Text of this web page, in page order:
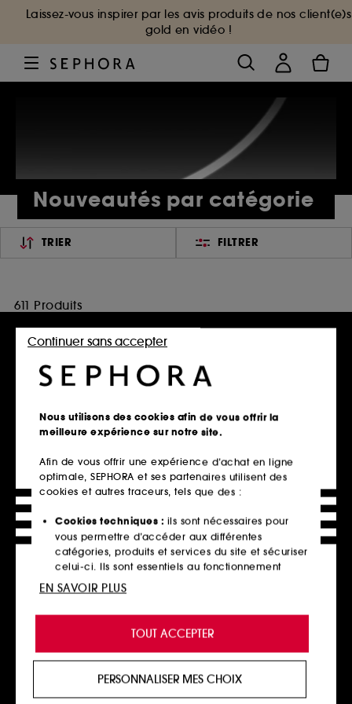
Laissez-vous inspirer par les avis produits de nos client(e)s
gold en vidéo !
Nouveautés par catégorie
TRIER FILTRER
611 Produits
Accueil Nouveautés & Tendances
Nouveautés par catégorie
Click & Collect en 2h offert
En savoir plus
Livraison standard offerte
à domicile dès 60€ en France
métropolitaine et Monaco
Explorer l'offre
Paiements sécurisés
et paiements en plusieurs fois
En savoir plus
Nous utilisons des cookies afin de vous offrir la
meilleure expérience sur notre site.
Afin de vous offrir une expérience d’achat en ligne
optimale, SEPHORA et ses partenaires utilisent des
cookies et autres traceurs, tels que des :
Cookies techniques : ils sont nécessaires pour
vous permettre d’accéder aux différentes
catégories, produits et services du site et sécuriser
celui-ci. Ils sont essentiels au fonctionnement
technique du site et ne peuvent être désactivés.
de vous offrir une expérience enrichie et
personnalisée en vous recommandant des
produits, des services et des contenus qui
proposer des offres promotionnelles adaptées à
votre profil.
TOUT ACCEPTER
Continuer sans accepter
PERSONNALISER MES CHOIX
EN SAVOIR PLUS